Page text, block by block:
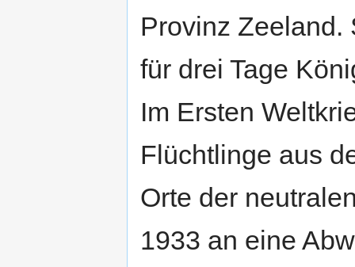
Provinz Zeeland.
für drei Tage
Im Ersten
Flüchtlinge aus
Orte der
1933 an eine